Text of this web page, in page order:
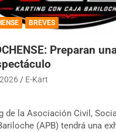
BREVES
Preparan
E-Kart
de la Asociación Civil,
(APB) tendrá una